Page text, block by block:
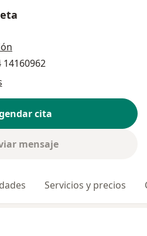
14160962
cita
mensaje
Servicios y precios